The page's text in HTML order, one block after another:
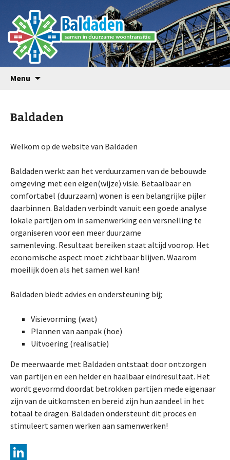
Baldaden | Samen in
duurzame woontransitie
Menu
Baldaden
Welkom op de website van Baldaden
Baldaden werkt aan het verduurzamen van de bebouwde
omgeving met een eigen(wijze) visie. Betaalbaar en
comfortabel (duurzaam) wonen is een belangrijke pijler
daarbinnen. Baldaden verbindt vanuit een goede analyse
lokale partijen om in samenwerking een versnelling te
organiseren voor een meer duurzame
samenleving. Resultaat bereiken staat altijd voorop. Het
economische aspect moet zichtbaar blijven. Waarom
moeilijk doen als het samen wel kan!
Baldaden biedt advies en ondersteuning bij;
Visievorming (wat)
Plannen van aanpak (hoe)
Uitvoering (realisatie)
De meerwaarde met Baldaden ontstaat door ontzorgen
van partijen en een helder en haalbaar eindresultaat. Het
wordt gevormd doordat betrokken partijen mede eigenaar
zijn van de uitkomsten en bereid zijn hun aandeel in het
totaal te dragen. Baldaden ondersteunt dit proces en
stimuleert samen werken aan samenwerken!